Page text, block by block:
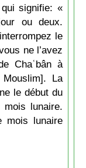
signifie: «
ou deux.
le
ne l’avez
Chaʿbân à
La
le début du
lunaire.
mois lunaire